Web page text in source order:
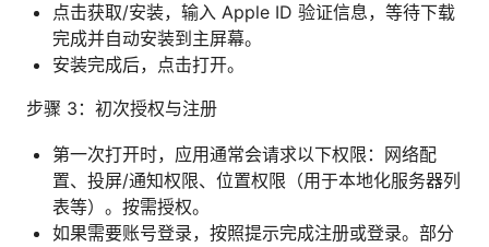
点击获取/安装，输入 Apple ID 验证信息，等待下载
完成并自动安装到主屏幕。
安装完成后，点击打开。
步骤 3：初次授权与注册
第一次打开时，应用通常会请求以下权限：网络配
置、投屏/通知权限、位置权限（用于本地化服务器列
表等）。按需授权。
如果需要账号登录，按照提示完成注册或登录。部分